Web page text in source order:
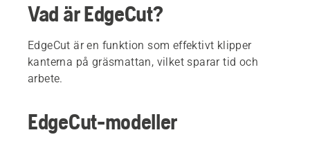
Vad är EdgeCut?
EdgeCut är en funktion som effektivt klipper
kanterna på gräsmattan, vilket sparar tid och
arbete.
EdgeCut-modeller